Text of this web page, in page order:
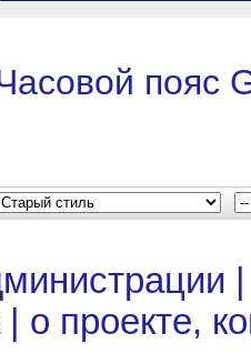
пояс
| о проекте,